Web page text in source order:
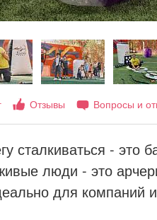
Отзывы Вопросы и
сталкиваться - это
люди - это
для компаний